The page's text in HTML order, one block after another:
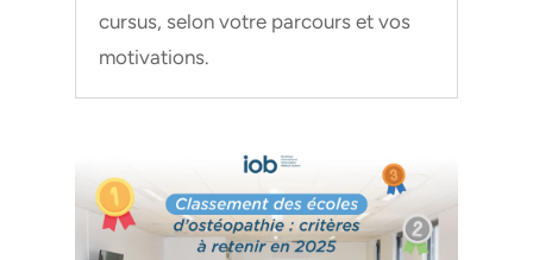
cursus, selon votre parcours et vos
motivations.